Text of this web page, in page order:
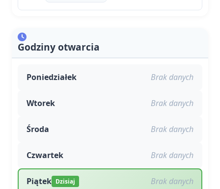
Godziny otwarcia
Poniedziałek Brak danych
Wtorek Brak danych
Środa Brak danych
Czwartek Brak danych
Piątek Dzisiaj Brak danych